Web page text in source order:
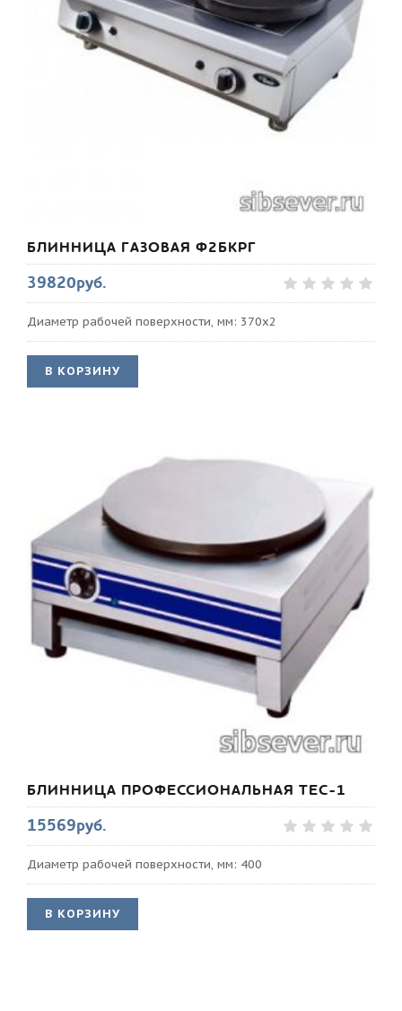
БЛИННИЦА ГАЗОВАЯ Ф2БКРГ
39820руб.
Диаметр рабочей поверхности, мм: 370х2
В КОРЗИНУ
БЛИННИЦА ПРОФЕССИОНАЛЬНАЯ TEC-1
15569руб.
Диаметр рабочей поверхности, мм: 400
В КОРЗИНУ